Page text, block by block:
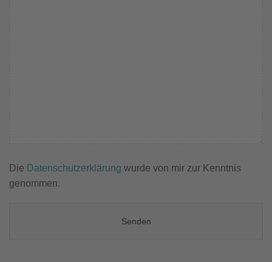
Die Datenschutzerklärung wurde von mir zur Kenntnis
genommen.